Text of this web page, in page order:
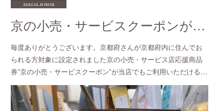
2021.12.11 00:01
京の小売・サービスクーポンがご利用いただけます。
毎度ありがとうございます。京都府さんが京都府内に住んでお
られる方対象に設定されました京の小売・サービス店応援商品
券”京の小売・サービスクーポン”が当店でもご利用いただける…